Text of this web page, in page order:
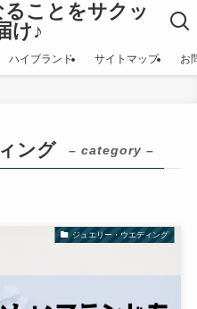
ることをサクッ
け♪
ハイブランド サイトマップ お
ング – category –
ジュエリー・ウエディング